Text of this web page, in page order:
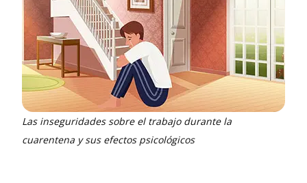
Las inseguridades sobre el trabajo durante la
cuarentena y sus efectos psicológicos